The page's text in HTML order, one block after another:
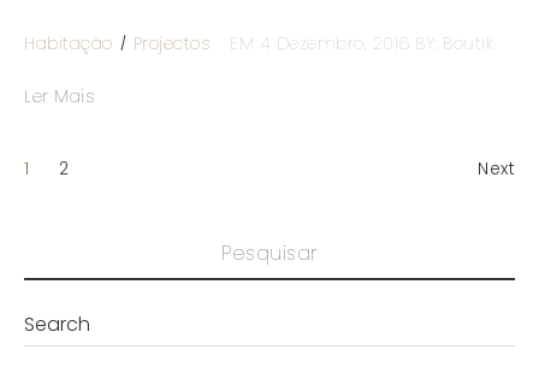
Habitação Projectos EM 4 Dezembro, 2016 BY: Boutik
Ler Mais
1 2 Next
Pesquisar